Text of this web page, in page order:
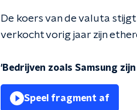
De koers van de valuta
verkocht vorig jaar zijn
'Bedrijven zoals Samsung
Speel fragment af